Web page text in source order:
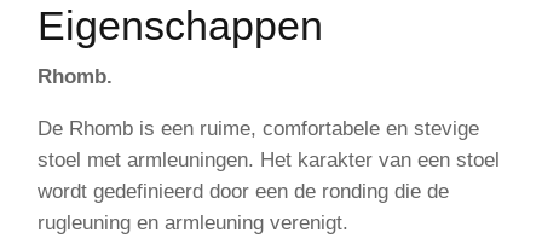
Eigenschappen
Rhomb.
De Rhomb is een ruime, comfortabele en stevige
stoel met armleuningen. Het karakter van een stoel
wordt gedefinieerd door een de ronding die de
rugleuning en armleuning verenigt.